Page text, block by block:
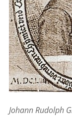
Johann Rudolph